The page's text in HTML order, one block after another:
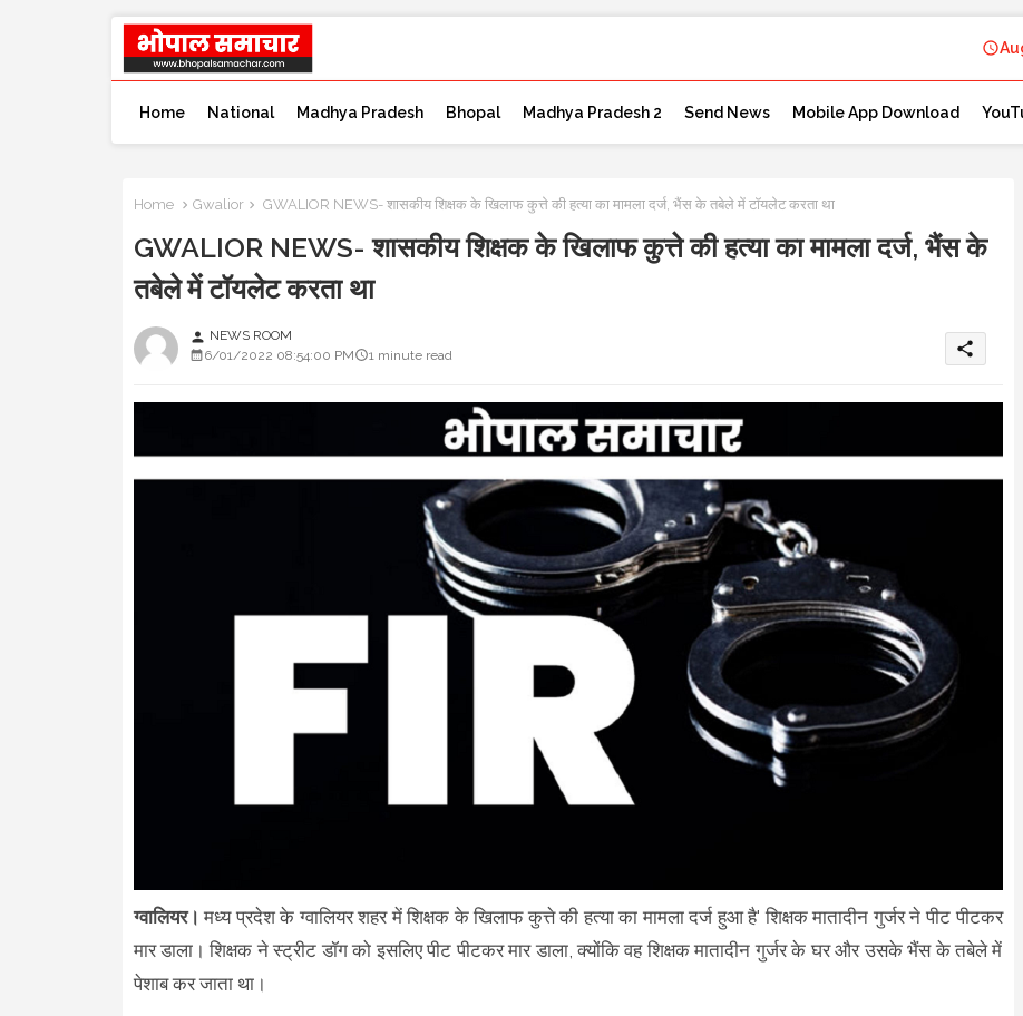
Home National Madhya Pradesh Bhopal Madhya Pradesh 2 Send News Mobile App Download
Home Gwalior GWALIOR NEWS- शासकीय शिक्षक के खिलाफ कुत्ते की हत्या का मामला दर्ज, भैंस के तबेले में टॉयलेट करता था
GWALIOR NEWS- शासकीय शिक्षक के खिलाफ कुत्ते की हत्या का मामला दर्ज, भैंस के
तबेले में टॉयलेट करता था
person NEWS ROOM
6/01/2022 08:54:00 PM
1 minute read share
ग्वालियर।मध्य प्रदेश के ग्वालियर शहर में शिक्षक के खिलाफ कुत्ते की हत्या का मामला दर्ज हुआ है' शिक्षक मातादीन गुर्जर ने पीट पीटकर
मार डाला। शिक्षक ने स्ट्रीट डॉग को इसलिए पीट पीटकर मार डाला, क्योंकि वह शिक्षक मातादीन गुर्जर के घर और उसके भैंस के तबेले में
पेशाब कर जाता था।